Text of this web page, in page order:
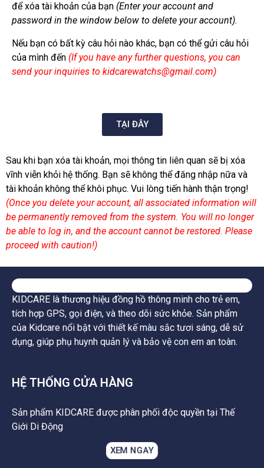
để xóa tài khoản của bạn (Enter your account and
password in the window below to delete your account).
Nếu bạn có bất kỳ câu hỏi nào khác, bạn có thể gửi câu hỏi
của mình đến (If you have any further questions, you can
send your inquiries to kidcarewatchs@gmail.com)
TẠI ĐÂY
Sau khi bạn xóa tài khoản, mọi thông tin liên quan sẽ bị xóa
vĩnh viễn khỏi hệ thống. Bạn sẽ không thể đăng nhập nữa và
tài khoản không thể khôi phục. Vui lòng tiến hành thận trọng!
(Once you delete your account, all associated information will
be permanently removed from the system. You will no longer
be able to log in, and the account cannot be restored. Please
proceed with caution!)
KIDCARE là thương hiệu đồng hồ thông minh cho trẻ em,
tích hợp GPS, gọi điện, và theo dõi sức khỏe. Sản phẩm
của Kidcare nổi bật với thiết kế màu sắc tươi sáng, dễ sử
dụng, giúp phụ huynh quản lý và bảo vệ con em an toàn.
HỆ THỐNG CỬA HÀNG
Sản phẩm KIDCARE được phân phối độc quyền tại Thế
Giới Di Động
XEM NGAY